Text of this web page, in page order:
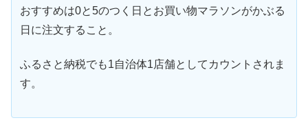
おすすめは0と5のつく日とお買い物マラソンがかぶる
日に注文すること。
ふるさと納税でも1自治体1店舗としてカウントされま
す。